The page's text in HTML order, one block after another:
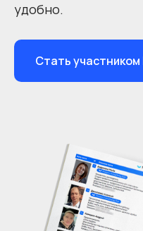
удобно.
Стать